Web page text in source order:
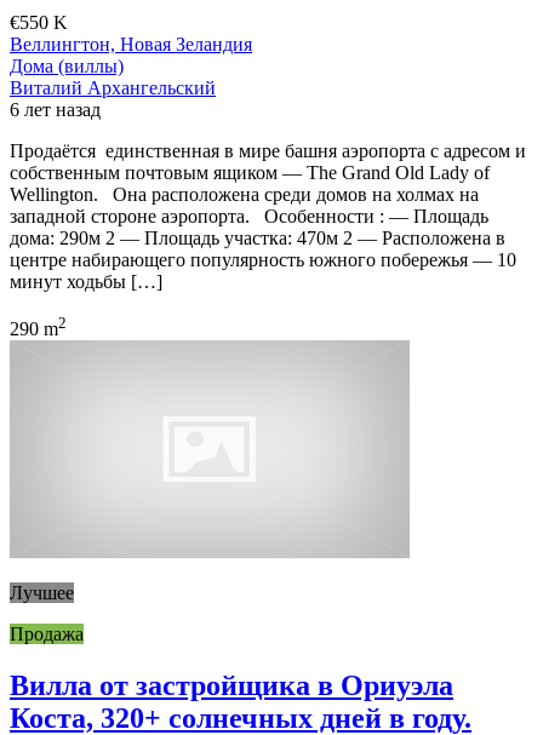
€550 K
Веллингтон, Новая Зеландия
Дома (виллы)
Виталий Архангельский
6 лет назад
Продаётся единственная в мире башня аэропорта с адресом и
собственным почтовым ящиком — The Grand Old Lady of
Wellington. Она расположена среди домов на холмах на
западной стороне аэропорта. Особенности : — Площадь
дома: 290м 2 — Площадь участка: 470м 2 — Расположена в
центре набирающего популярность южного побережья — 10
минут ходьбы […]
290 m2
Лучшее
Продажа
Вилла от застройщика в Ориуэла
Коста, 320+ солнечных дней в году.